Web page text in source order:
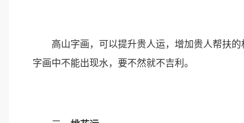
高山字画，可以提升贵人运，增加贵人帮扶的
字画中不能出现水，要不然就不吉利。